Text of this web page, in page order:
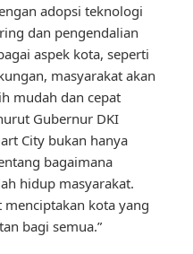
adopsi teknologi
dan pengendalian
aspek kota, seperti
masyarakat akan
mudah dan cepat
Gubernur DKI
City bukan hanya
bagaimana
hidup masyarakat.
menciptakan kota yang
bagi semua.”